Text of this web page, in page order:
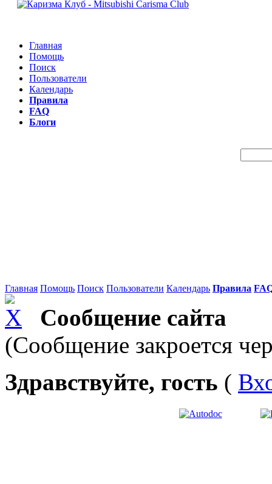
Главная
Помощь
Поиск
Пользователи
Календарь
Правила
FAQ
Блоги
Главная Помощь Поиск Пользователи Календарь Правила
Сообщение сайта
(Сообщение закроется
Здравствуйте, гость (